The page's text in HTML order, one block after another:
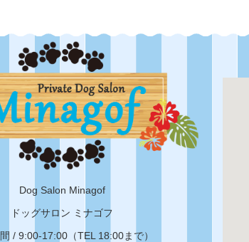
Dog Salon Minagof
ドッグサロン ミナゴフ
/ 9:00-17:00（TEL 18:00まで）